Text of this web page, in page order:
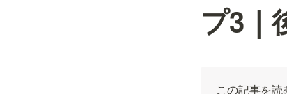
プ3｜
この記事を読